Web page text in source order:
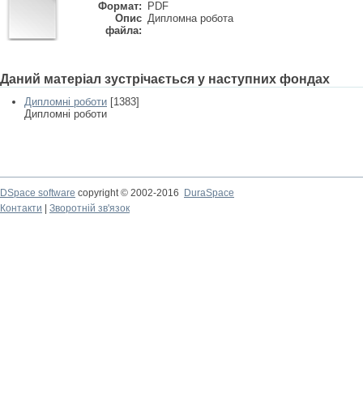
Формат:
PDF
Опис
файла:
Дипломна робота
Даний матеріал зустрічається у наступних фондах
Дипломні роботи [1383]
Дипломні роботи
DSpace software copyright © 2002-2016
DuraSpace
Контакти
Зворотній зв'язок